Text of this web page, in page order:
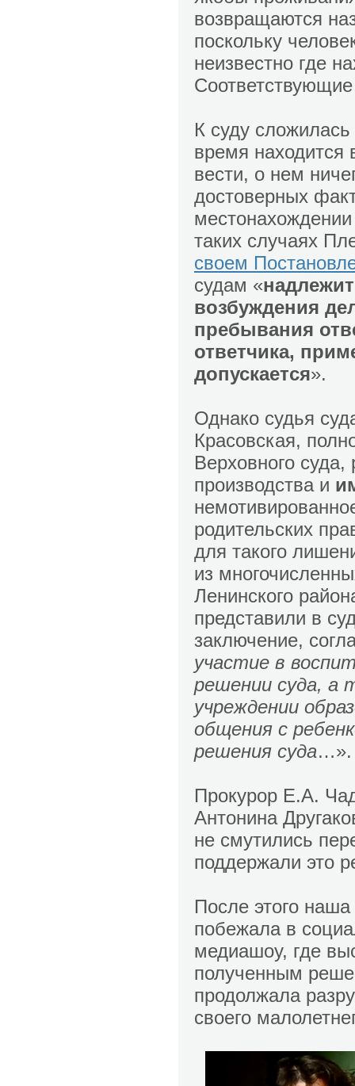
возвращаются
поскольку
неизвестно где
К суду
время
вести, о нем
достоверных
таких случаях
своем
судам «
возбуждения
пребывания
ответчика,
допускается».
Однако судья
Красовская,
Верховного
производства и
родительских
для такого
из
Ленинского
представили в
заключение,
участие в
решении суда, а
учреждении
общения с
решения суда…».
Прокурор Е.А.
Антонина
не смутились
поддержали это
После этого
побежала в
медиашоу, где
полученным
продолжала
своего